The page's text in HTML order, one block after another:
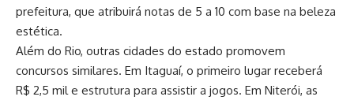
prefeitura, que atribuirá notas de 5 a 10 com base na beleza
estética.
Além do Rio, outras cidades do estado promovem
concursos similares. Em Itaguaí, o primeiro lugar receberá
R$ 2,5 mil e estrutura para assistir a jogos. Em Niterói, as